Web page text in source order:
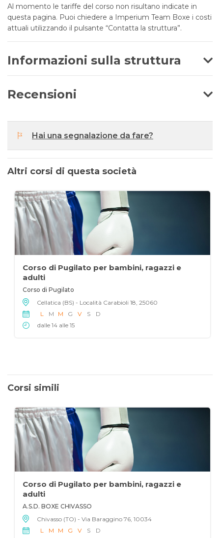
Al momento le tariffe del corso non risultano indicate in
questa pagina. Puoi chiedere a Imperium Team Boxe i costi
attuali utilizzando il pulsante “Contatta la struttura”.
Informazioni sulla struttura
Recensioni
Hai una segnalazione da fare?
Altri corsi di questa società
Corso di Pugilato per bambini, ragazzi e
adulti
Corso di Pugilato
Cellatica (BS) - Località Carabioli 18, 25060
L
M M G V S
D
dalle 14 alle 15
Corsi simili
Corso di Pugilato per bambini, ragazzi e
adulti
A.S.D. BOXE CHIVASSO
Chivasso (TO) - Via Baraggino 76, 10034
L
M M G V S
D